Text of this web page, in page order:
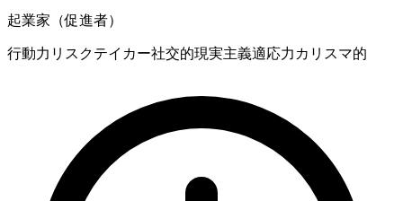
起業家 （促進者）
行動力 リスクテイカー社交的現実主義適応力 カリスマ的